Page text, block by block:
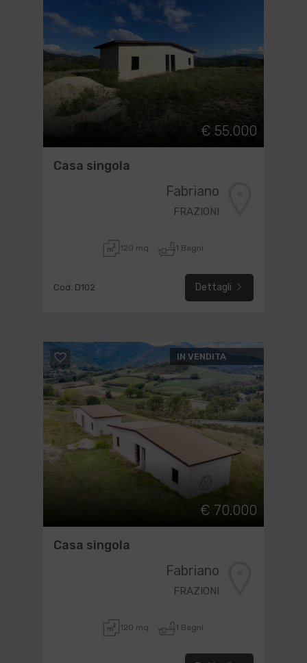
€ 55.000
Casa singola
Fabriano
FRAZIONI
120 mq 1 Bagni
Cod. D102 Dettagli
IN VENDITA
€ 70.000
Casa singola
Fabriano
FRAZIONI
120 mq 1 Bagni